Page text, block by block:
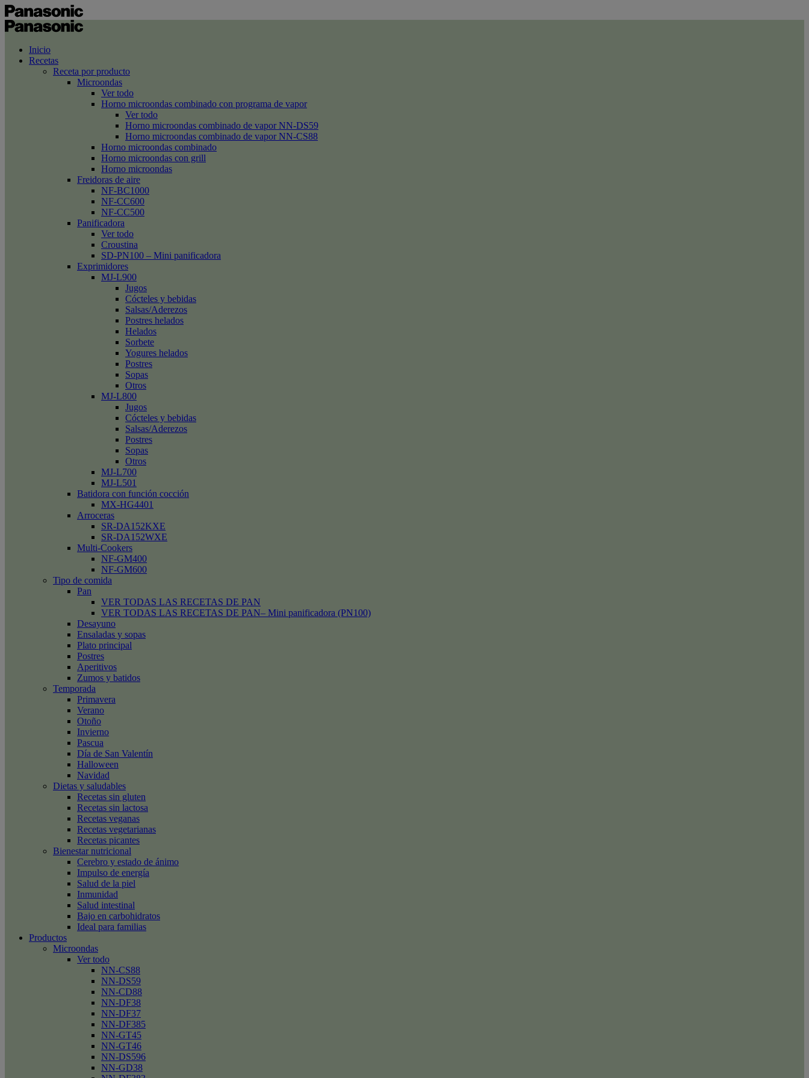
Inicio
Recetas
Receta por producto
Microondas
Ver todo
Horno microondas combinado con programa de vapor
Ver todo
Horno microondas combinado de vapor NN-DS59
Horno microondas combinado de vapor NN-CS88
Horno microondas combinado
Horno microondas con grill
Horno microondas
Freidoras de aire
NF-BC1000
NF-CC600
NF-CC500
Panificadora
Ver todo
Croustina
SD-PN100 – Mini panificadora
Exprimidores
MJ-L900
Jugos
Cócteles y bebidas
Salsas/Aderezos
Postres helados
Helados
Sorbete
Yogures helados
Postres
Sopas
Otros
MJ-L800
Jugos
Cócteles y bebidas
Salsas/Aderezos
Postres
Sopas
Otros
MJ-L700
MJ-L501
Batidora con función cocción
MX-HG4401
Arroceras
SR-DA152KXE
SR-DA152WXE
Multi-Cookers
NF-GM400
NF-GM600
Tipo de comida
Pan
VER TODAS LAS RECETAS DE PAN
VER TODAS LAS RECETAS DE PAN– Mini panificadora (PN100)
Desayuno
Ensaladas y sopas
Plato principal
Postres
Aperitivos
Zumos y batidos
Temporada
Primavera
Verano
Otoño
Invierno
Pascua
Día de San Valentín
Halloween
Navidad
Dietas y saludables
Recetas sin gluten
Recetas sin lactosa
Recetas veganas
Recetas vegetarianas
Recetas picantes
Bienestar nutricional
Cerebro y estado de ánimo
Impulso de energía
Salud de la piel
Inmunidad
Salud intestinal
Bajo en carbohidratos
Ideal para familias
Productos
Microondas
Ver todo
NN-CS88
NN-DS59
NN-CD88
NN-DF38
NN-DF37
NN-DF385
NN-GT45
NN-GT46
NN-DS596
NN-GD38